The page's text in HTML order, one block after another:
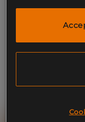
Strømper 3 pack Sort
299 kr